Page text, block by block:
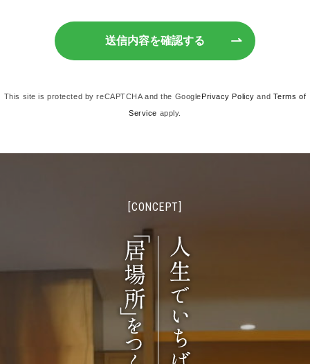
送信内容を確認する
This site is protected by reCAPTCHA and the GooglePrivacy Policy and Terms of
Service apply.
[CONCEPT]